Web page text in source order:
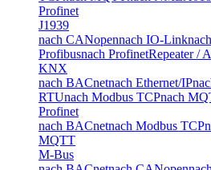
Profinet
J1939
nach CANopennach IO-Link
Profibusnach ProfinetRepeater /
KNX
nach BACnetnach Ethernet/IP
RTUnach Modbus TCPnach
Profinet
nach BACnetnach Modbus TCP
MQTT
M-Bus